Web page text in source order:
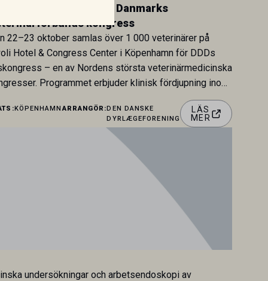
Årskongress 2026 – Danmarks
kongress
22–23 oktober samlas över 1 000 veterinärer på
Hotel & Congress Center i Köpenhamn för DDDs
– en av Nordens största veterinärmedicinska
Programmet erbjuder klinisk fördjupning inom
häst, nötkreatur och gris, samt spår inom
livsmedelssäkerhet, ledarskap och karriär
kliniken. Dagspriset inkluderar tillgång till samtliga
KÖPENHAMNARRANGÖR:DEN DANSKE
DYRLÆGEFORENING
LÄS
MER
undersökningar och arbetsendoskopi av